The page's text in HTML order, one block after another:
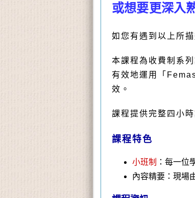
或想要更深入
如您有遇到以上所
本課程為收費制系列
有效地運用「
效。
課程提供完整四小
課程特色
小班制 ： 每一位
內容精要：現場